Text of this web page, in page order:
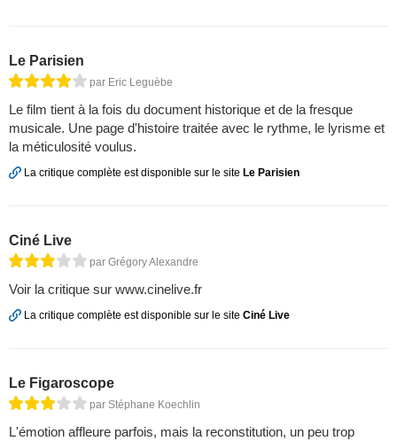
Le Parisien
par Eric Leguèbe
Le film tient à la fois du document historique et de la fresque
musicale. Une page d'histoire traitée avec le rythme, le lyrisme et
la méticulosité voulus.
La critique complète est disponible sur le site Le Parisien
Ciné Live
par Grégory Alexandre
Voir la critique sur www.cinelive.fr
La critique complète est disponible sur le site Ciné Live
Le Figaroscope
par Stéphane Koechlin
L'émotion affleure parfois, mais la reconstitution, un peu trop